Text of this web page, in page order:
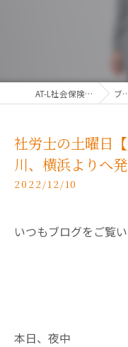
AT-L社会保険労務士法人 ブログ
社労士の土曜日
川、横浜よりへ
2022/12/10
いつもブログをご覧
本日、夜中